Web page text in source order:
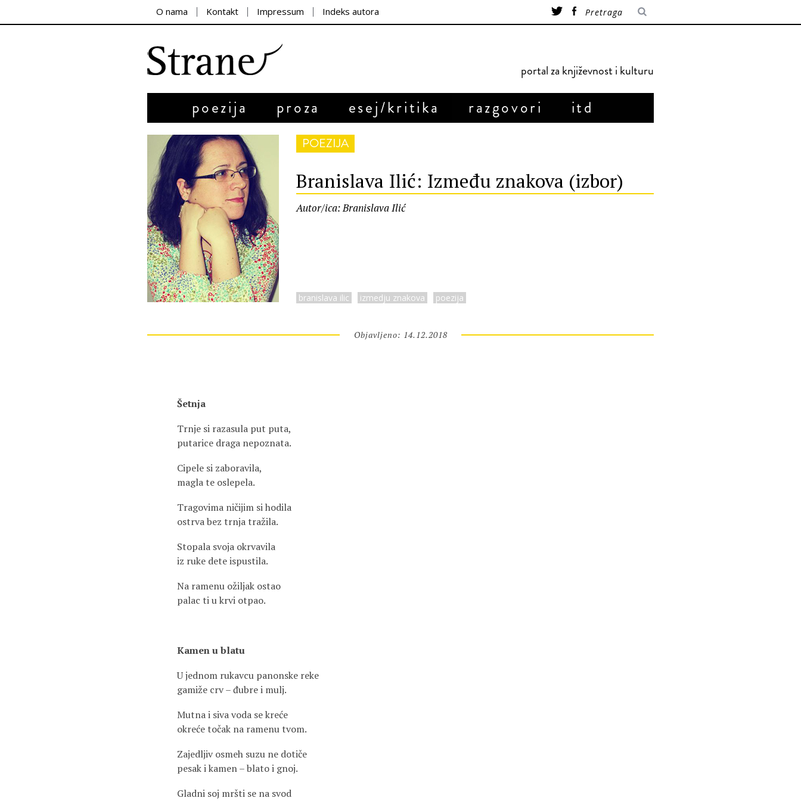
O nama Kontakt Impressum Indeks autora
portal za književnost i kulturu
poezija proza esej/kritika razgovori itd
POEZIJA
Branislava Ilić: Između znakova (izbor)
Autor/ica: Branislava Ilić
branislava ilic izmedju znakova poezija
Objavljeno: 14.12.2018
Šetnja
Trnje si razasula put puta,
putarice draga nepoznata.
Cipele si zaboravila,
magla te oslepela.
Tragovima ničijim si hodila
ostrva bez trnja tražila.
Stopala svoja okrvavila
iz ruke dete ispustila.
Na ramenu ožiljak ostao
palac ti u krvi otpao.
Kamen u blatu
U jednom rukavcu panonske reke
gamiže crv – đubre i mulj.
Mutna i siva voda se kreće
okreće točak na ramenu tvom.
Zajedljiv osmeh suzu ne dotiče
pesak i kamen – blato i gnoj.
Gladni soj mršti se na svod